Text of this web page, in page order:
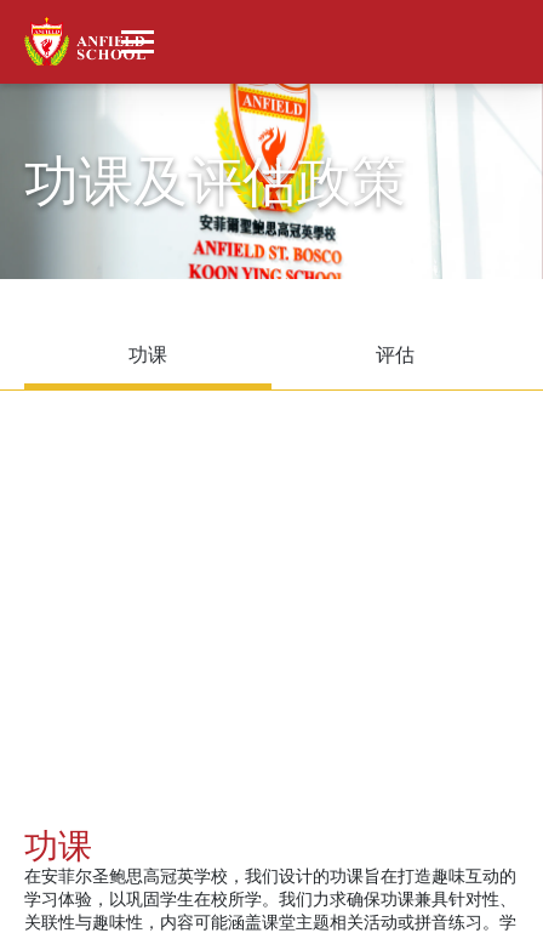
功课及评估政策
功课 评估
功课
在安菲尔圣鲍思高冠英学校，我们设计的功课旨在打造趣味互动的
学习体验，以巩固学生在校所学。我们力求确保功课兼具针对性、
关联性与趣味性，内容可能涵盖课堂主题相关活动或拼音练习。学